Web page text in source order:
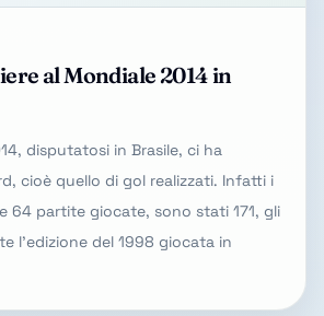
al Mondiale 2014 in
disputatosi in Brasile, ci ha
cioè quello di gol realizzati. Infatti i
64 partite giocate, sono stati 171, gli
l'edizione del 1998 giocata in